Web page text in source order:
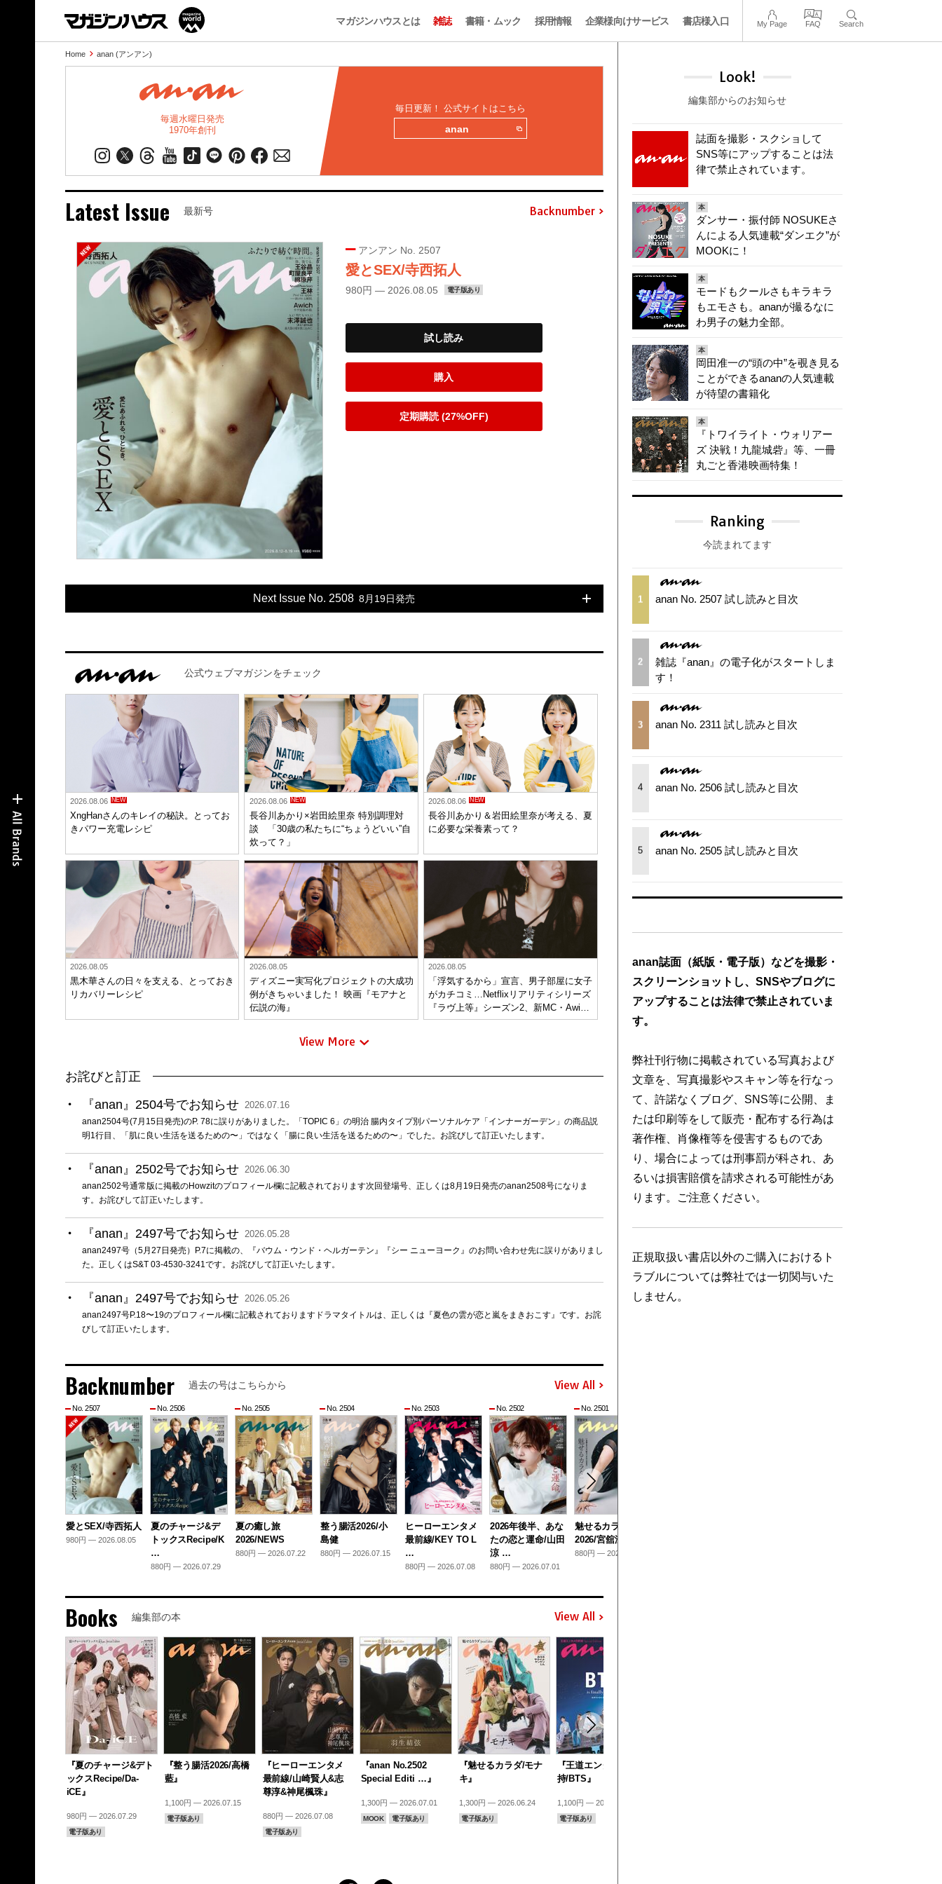
マガジンハウスとは 雑誌 書籍・ムック 採用情報 企業様向けサービス 書店様入口 My Page FAQ Search
Home anan (アンアン)
毎週水曜日発売
1970年創刊
毎日更新！ 公式サイトはこちら
anan
Latest Issue 最新号 Backnumber
アンアン No. 2507
愛とSEX/寺西拓人
980円 — 2026.08.05 電子版あり
試し読み
購入
定期購読 (27%OFF)
Next Issue No. 2508 8月19日発売
公式ウェブマガジンをチェック
2026.08.06 NEW
XngHanさんのキレイの秘訣。とってお
きパワー充電レシピ
2026.08.06 NEW
長谷川あかり×岩田絵里奈 特別調理対
談 「30歳の私たちに“ちょうどいい”自
炊って？」
2026.08.06 NEW
長谷川あかり＆岩田絵里奈が考える、夏
に必要な栄養素って？
2026.08.05
黒木華さんの日々を支える、とっておき
リカバリーレシピ
2026.08.05
ディズニー実写化プロジェクトの大成功
例がきちゃいました！ 映画『モアナと
伝説の海』
2026.08.05
「浮気するから」宣言、男子部屋に女子
がカチコミ…Netflixリアリティシリーズ
『ラヴ上等』シーズン2、新MC・Awich
が驚き、共感したヤンキーたちの本気の
View More
お詫びと訂正
『anan』2504号でお知らせ 2026.07.16
anan2504号(7月15日発売)のP. 78に誤りがありました。「TOPIC 6」の明治 腸内タイプ別パーソナルケア「インナーガーデン」の商品説
明1行目、「肌に良い生活を送るための〜」ではなく「腸に良い生活を送るための〜」でした。お詫びして訂正いたします。
『anan』2502号でお知らせ 2026.06.30
anan2502号通常版に掲載のHowzitのプロフィール欄に記載されております次回登場号、正しくは8月19日発売のanan2508号になりま
す。お詫びして訂正いたします。
『anan』2497号でお知らせ 2026.05.28
anan2497号（5月27日発売）P.7に掲載の、『バウム・ウンド・ヘルガーテン』『シー ニューヨーク』のお問い合わせ先に誤りがありまし
た。正しくはS&T 03-4530-3241です。お詫びして訂正いたします。
『anan』2497号でお知らせ 2026.05.26
anan2497号P.18〜19のプロフィール欄に記載されておりますドラマタイトルは、正しくは『夏色の雲が恋と嵐をまきおこす』です。お詫
びして訂正いたします。
Backnumber 過去の号はこちらから View All
No. 2507
愛とSEX/寺西拓人
980円 — 2026.08.05
No. 2506
夏のチャージ&デ
トックスRecipe/K
…
880円 — 2026.07.29
No. 2505
夏の癒し旅
2026/NEWS
880円 — 2026.07.22
No. 2504
整う腸活2026/小
島健
880円 — 2026.07.15
No. 2503
ヒーローエンタメ
最前線/KEY TO L
…
880円 — 2026.07.08
No. 2502
2026年後半、あな
たの恋と運命/山田
涼 …
880円 — 2026.07.01
No. 2501
魅せるカラダ
2026/宮舘涼太
880円 — 2026.06.24
Books 編集部の本 View All
『夏のチャージ&デト
ックスRecipe/Da-
iCE』
980円 — 2026.07.29
電子版あり
『整う腸活2026/高橋
藍』
1,100円 — 2026.07.15
電子版あり
『ヒーローエンタメ
最前線/山崎賢人&志
尊淳&神尾楓珠』
880円 — 2026.07.08
電子版あり
『anan No.2502
Special Editi …』
1,300円 — 2026.07.01
MOOK 電子版あり
『魅せるカラダ/モナ
キ』
1,300円 — 2026.06.24
電子版あり
『王道エンタメの矜
持/BTS』
1,100円 — 2026.06.17
電子版あり
Look!
編集部からのお知らせ
誌面を撮影・スクショして
SNS等にアップすることは法
律で禁止されています。
本
ダンサー・振付師 NOSUKEさ
んによる人気連載“ダンエク”が
MOOKに！
本
モードもクールさもキラキラ
もエモさも。ananが撮るなに
わ男子の魅力全部。
本
岡田准一の“頭の中”を覗き見る
ことができるananの人気連載
が待望の書籍化
本
『トワイライト・ウォリアー
ズ 決戦！九龍城砦』等、一冊
丸ごと香港映画特集！
Ranking
今読まれてます
1 anan No. 2507 試し読みと目次
2
雑誌『anan』の電子化がスタートしま
す！
3 anan No. 2311 試し読みと目次
4 anan No. 2506 試し読みと目次
5 anan No. 2505 試し読みと目次
anan誌面（紙版・電子版）などを撮影・
スクリーンショットし、SNSやブログに
アップすることは法律で禁止されていま
す。
弊社刊行物に掲載されている写真および
文章を、写真撮影やスキャン等を行なっ
て、許諾なくブログ、SNS等に公開、ま
たは印刷等をして販売・配布する行為は
著作権、肖像権等を侵害するものであ
り、場合によっては刑事罰が科され、あ
るいは損害賠償を請求される可能性があ
ります。ご注意ください。
正規取扱い書店以外のご購入におけるト
ラブルについては弊社では一切関与いた
しません。